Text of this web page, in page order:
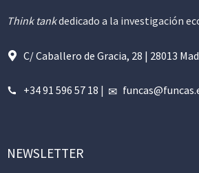
Think tankdedicado a la investigación
C/ Caballero de Gracia, 28 | 28013
+34 91 596 57 18 |
NEWSLETTER